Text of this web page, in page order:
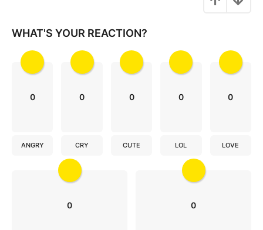
n
WHAT'S YOUR REACTION?
0
ANGRY
0
CRY
0
CUTE
0
LOL
0
LOVE
0 0